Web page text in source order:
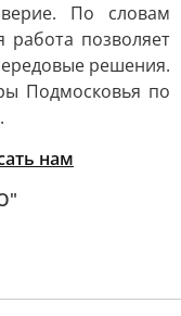
По словам
работа позволяет
решения.
Подмосковья по
нам